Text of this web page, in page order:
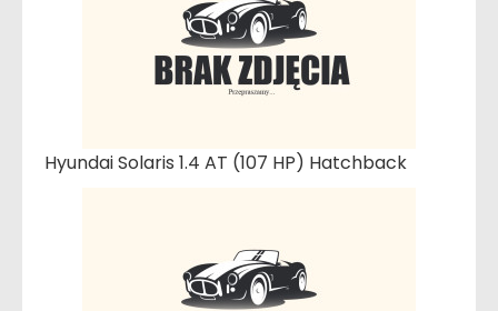
Hyundai Solaris 1.4 AT (107 HP) Hatchback